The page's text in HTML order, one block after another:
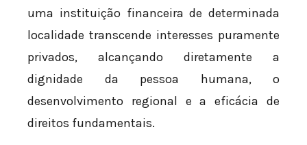
uma instituição financeira de determinada
localidade transcende interesses puramente
privados, alcançando diretamente a
dignidade da pessoa humana, o
desenvolvimento regional e a eficácia de
direitos fundamentais.